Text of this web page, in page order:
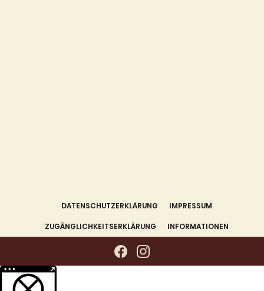
DATENSCHUTZERKLÄRUNG IMPRESSUM
ZUGÄNGLICHKEITSERKLÄRUNG INFORMATIONEN
Weitere Informationen über den gesperrten Inhalt.